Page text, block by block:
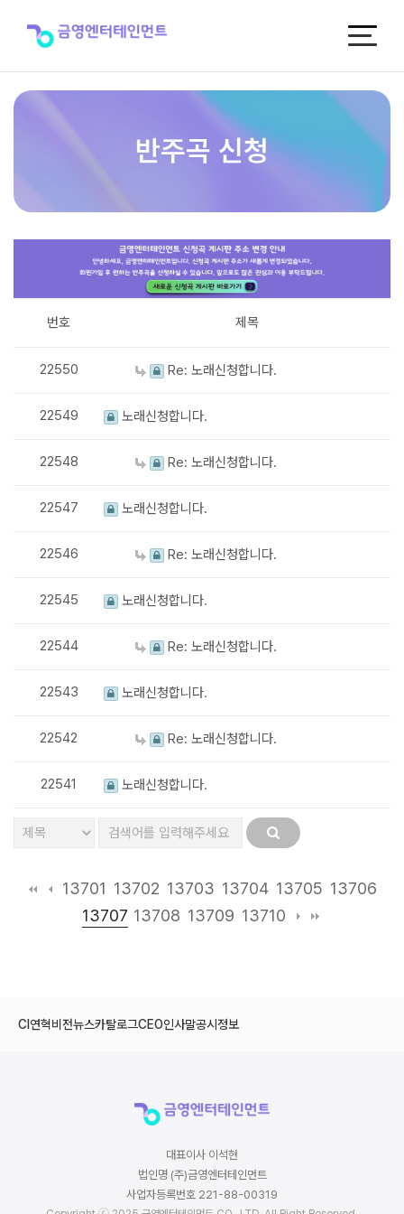
반주곡 신청
번호 제목
22550 Re: 노래신청합니다.
22549 노래신청합니다.
22548 Re: 노래신청합니다.
22547 노래신청합니다.
22546 Re: 노래신청합니다.
22545 노래신청합니다.
22544 Re: 노래신청합니다.
22543 노래신청합니다.
22542 Re: 노래신청합니다.
22541 노래신청합니다.
13701 13702 13703 13704 13705 13706
13707 13708 13709 13710
CI 연혁비전뉴스카탈로그CEO인사말공시정보
대표이사 이석현
법인명 (주)금영엔터테인먼트
사업자등록번호 221-88-00319